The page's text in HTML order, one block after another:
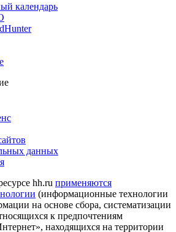
календарь
данных
hh.ru применяются
(информационные технологии
на основе сбора, систематизации
к предпочтениям
находящихся на территории